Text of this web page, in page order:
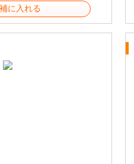
に入れる